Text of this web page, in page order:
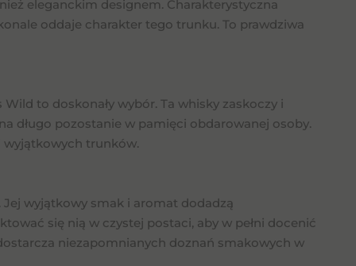
eleganckim designem. Charakterystyczna
oddaje charakter tego trunku. To prawdziwa
to doskonały wybór. Ta whisky zaskoczy i
długo pozostanie w pamięci obdarowanej osoby.
wyjątkowych trunków.
wyjątkowy smak i aromat dodadzą
się nią w czystej postaci, aby w pełni docenić
niezapomnianych doznań smakowych w